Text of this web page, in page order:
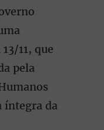
11, que
pela
íntegra da